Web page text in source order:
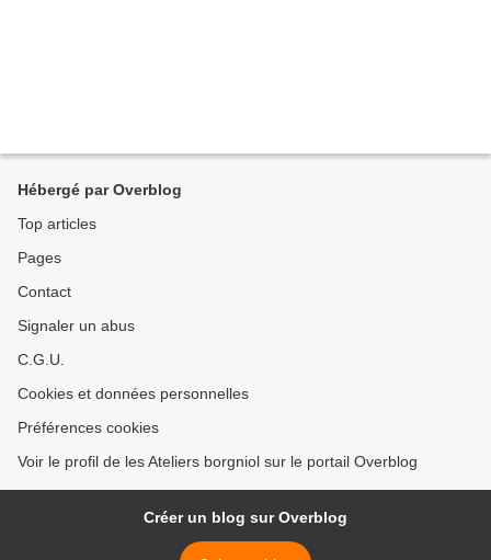
Hébergé par Overblog
Top articles
Pages
Contact
Signaler un abus
C.G.U.
Cookies et données personnelles
Préférences cookies
Voir le profil de les Ateliers borgniol sur le portail Overblog
Créer un blog sur Overblog